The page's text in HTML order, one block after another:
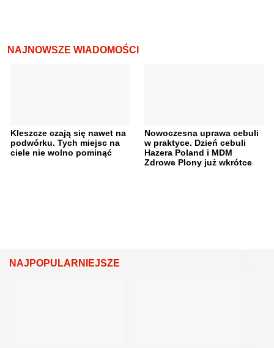
NAJNOWSZE WIADOMOŚCI
Kleszcze czają się nawet na
podwórku. Tych miejsc na
ciele nie wolno pominąć
Nowoczesna uprawa cebuli
w praktyce. Dzień cebuli
Hazera Poland i MDM
Zdrowe Plony już wkrótce
NAJPOPULARNIEJSZE